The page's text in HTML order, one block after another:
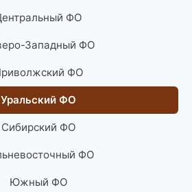
ФО
Западный ФО
ФО
Уральский ФО
Сибирский ФО
ФО
Южный ФО